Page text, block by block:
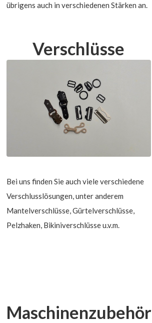
übrigens auch in verschiedenen Stärken an.
Verschlüsse
Bei uns finden Sie auch viele verschiedene
Verschlusslösungen, unter anderem
Mantelverschlüsse, Gürtelverschlüsse,
Pelzhaken, Bikiniverschlüsse u.v.m.
Maschinenzubehör